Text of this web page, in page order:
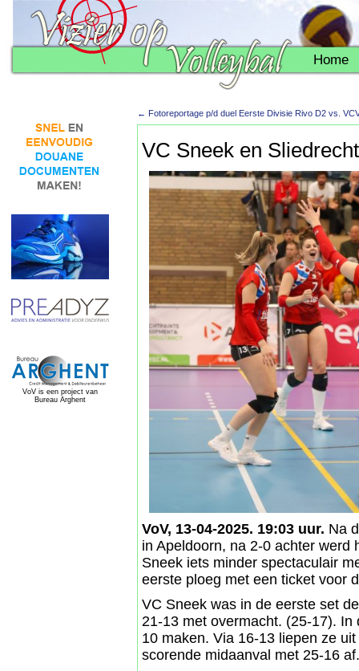
Home
VoV is een project van
Bureau Arghent
← Fotoreportage p/d duel Eerste Divisie Rivo D2 vs.
VC Sneek en
VoV, 13-04-2025. 19:03 uur. Na
in Apeldoorn, na 2-0 achter werd
Sneek iets minder spectaculair
eerste ploeg met een ticket voor
VC Sneek was in de eerste set
21-13 met overmacht. (25-17).
10 maken. Via 16-13 liepen ze
scorende midaanval met 25-16 af.